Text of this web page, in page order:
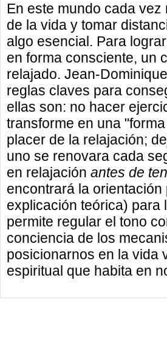
En este mundo cada
de la vida y tomar
algo esencial. Para
en forma consciente, un
relajado. Jean-
reglas claves para
ellas son: no hacer
transforme en una
placer de la relajación;
uno se renovara cada
en relajación antes de
encontrará la
explicación teórica) para
permite regular el tono
conciencia de los
posicionarnos en la vida
espiritual que habita en